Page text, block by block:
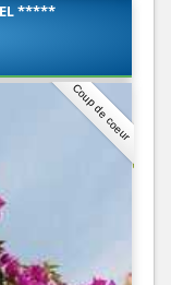
*****
Coup de coeur